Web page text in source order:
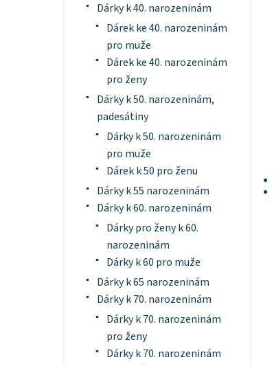
Dárky k 40. narozeninám
Dárek ke 40. narozeninám
pro muže
Dárek ke 40. narozeninám
pro ženy
Dárky k 50. narozeninám,
padesátiny
Dárky k 50. narozeninám
pro muže
Dárek k 50 pro ženu
Dárky k 55 narozeninám
Dárky k 60. narozeninám
Dárky pro ženy k 60.
narozeninám
Dárky k 60 pro muže
Dárky k 65 narozeninám
Dárky k 70. narozeninám
Dárky k 70. narozeninám
pro ženy
Dárky k 70. narozeninám